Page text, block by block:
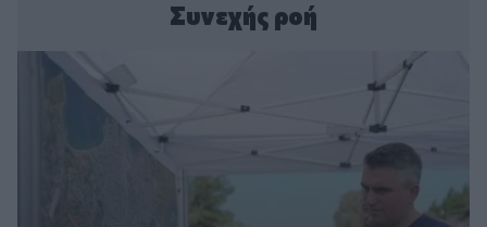
Συνεχής ροή